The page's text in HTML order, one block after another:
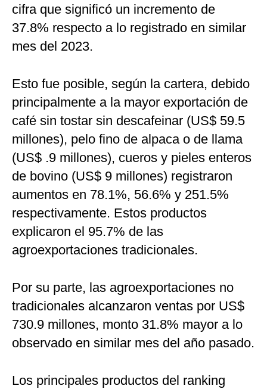
cifra que significó un incremento de
37.8% respecto a lo registrado en similar
mes del 2023.
Esto fue posible, según la cartera, debido
principalmente a la mayor exportación de
café sin tostar sin descafeinar (US$ 59.5
millones), pelo fino de alpaca o de llama
(US$ .9 millones), cueros y pieles enteros
de bovino (US$ 9 millones) registraron
aumentos en 78.1%, 56.6% y 251.5%
respectivamente. Estos productos
explicaron el 95.7% de las
agroexportaciones tradicionales.
Por su parte, las agroexportaciones no
tradicionales alcanzaron ventas por US$
730.9 millones, monto 31.8% mayor a lo
observado en similar mes del año pasado.
Los principales productos del ranking